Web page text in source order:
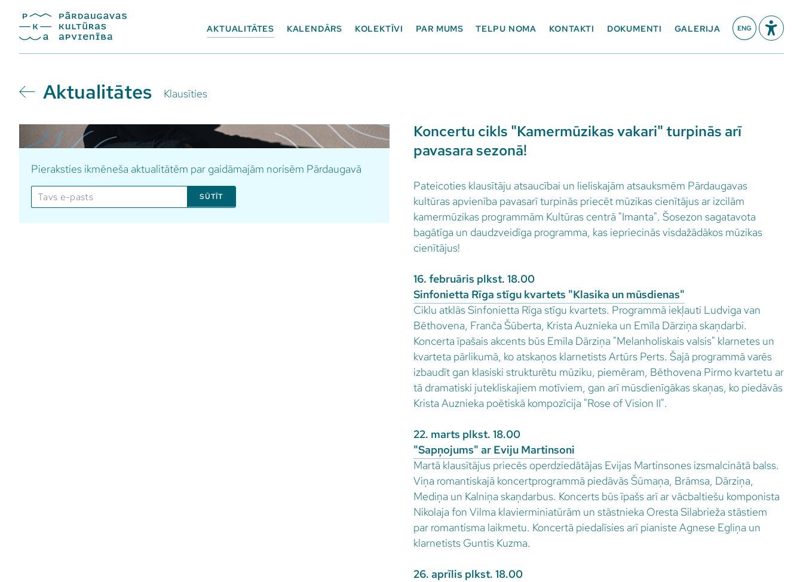
AKTUALITĀTES KALENDĀRS KOLEKTĪVI PAR MUMS TELPU NOMA KONTAKTI DOKUMENTI GALERIJA ENG
Aktualitātes Klausīties
Pieraksties ikmēneša aktualitātēm par gaidāmajām norisēm Pārdaugavā
SŪTĪT
Koncertu cikls "Kamermūzikas vakari" turpinās arī
pavasara sezonā!
Pateicoties klausītāju atsaucībai un lieliskajām atsauksmēm Pārdaugavas
kultūras apvienība pavasarī turpinās priecēt mūzikas cienītājus ar izcilām
kamermūzikas programmām Kultūras centrā "Imanta". Šosezon sagatavota
bagātīga un daudzveidīga programma, kas iepriecinās visdažādākos mūzikas
cienītājus!
16. februāris plkst. 18.00
Sinfonietta Rīga stīgu kvartets "Klasika un mūsdienas"
Ciklu atklās Sinfonietta Rīga stīgu kvartets. Programmā iekļauti Ludviga van
Bēthovena, Franča Šūberta, Krista Auznieka un Emīla Dārziņa skaņdarbi.
Koncerta īpašais akcents būs Emīla Dārziņa "Melanholiskais valsis" klarnetes un
kvarteta pārlikumā, ko atskaņos klarnetists Artūrs Perts. Šajā programmā varēs
izbaudīt gan klasiski strukturētu mūziku, piemēram, Bēthovena Pirmo kvartetu ar
tā dramatiski jutekliskajiem motīviem, gan arī mūsdienīgākas skaņas, ko piedāvās
Krista Auznieka poētiskā kompozīcija "Rose of Vision II".
22. marts plkst. 18.00
"Sapņojums" ar Eviju Martinsoni
Martā klausītājus priecēs operdziedātājas Evijas Martinsones izsmalcinātā balss.
Viņa romantiskajā koncertprogrammā piedāvās Šūmaņa, Brāmsa, Dārziņa,
Mediņa un Kalniņa skaņdarbus. Koncerts būs īpašs arī ar vācbaltiešu komponista
Nikolaja fon Vilma klavierminiatūrām un stāstnieka Oresta Silabrieža stāstiem
par romantisma laikmetu. Koncertā piedalīsies arī pianiste Agnese Egliņa un
klarnetists Guntis Kuzma.
26. aprīlis plkst. 18.00